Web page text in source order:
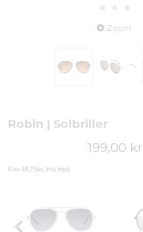
Zoom
Robin | Solbriller
199,00 kr